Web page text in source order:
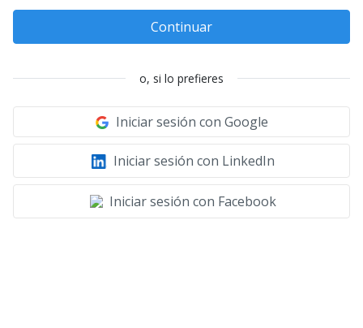
Continuar
o, si lo prefieres
Iniciar sesión con Google
Iniciar sesión con LinkedIn
Iniciar sesión con Facebook